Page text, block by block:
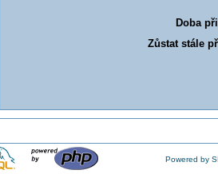
Doba
Zůstat stále
Powered by